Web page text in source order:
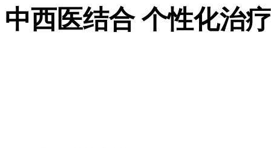
中西医结合 个性化治